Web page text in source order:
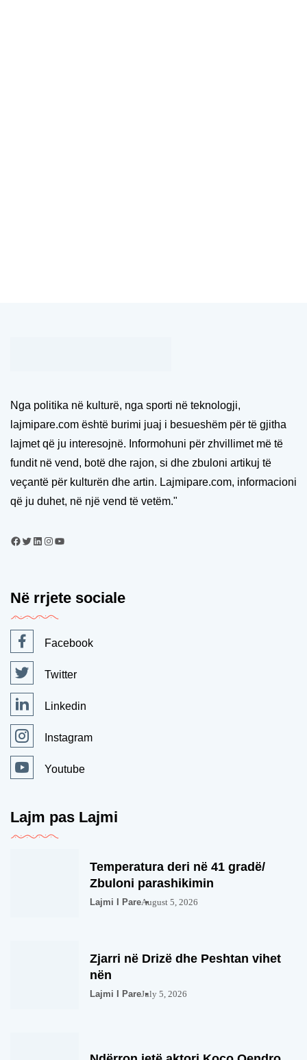
Nga politika në kulturë, nga sporti në teknologji,
lajmipare.com është burimi juaj i besueshëm për të gjitha
lajmet që ju interesojnë. Informohuni për zhvillimet më të
fundit në vend, botë dhe rajon, si dhe zbuloni artikuj të
veçantë për kulturën dhe artin. Lajmipare.com, informacioni
që ju duhet, në një vend të vetëm."
Në rrjete sociale
Facebook
Twitter
Linkedin
Instagram
Youtube
Lajm pas Lajmi
Temperatura deri në 41 gradë/
Zbuloni parashikimin
Lajmi I PareAugust 5, 2026
Zjarri në Drizë dhe Peshtan vihet
nën
Lajmi I PareJuly 5, 2026